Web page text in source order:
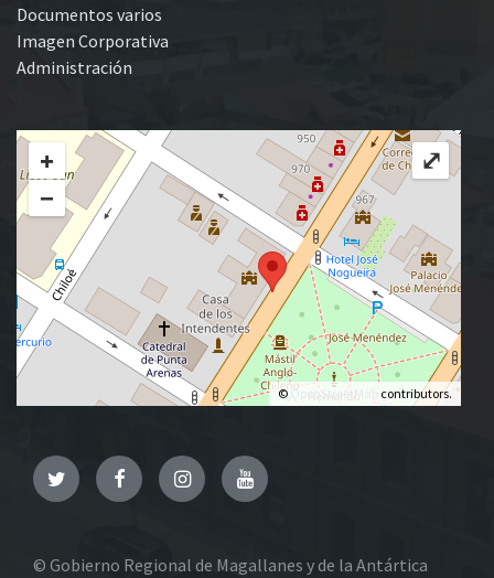
Documentos varios
Imagen Corporativa
Administración
+
−
© OpenStreetMap contributors.
⤢
TwitterFacebookInstagramYouTube
© Gobierno Regional de Magallanes y de la Antártica